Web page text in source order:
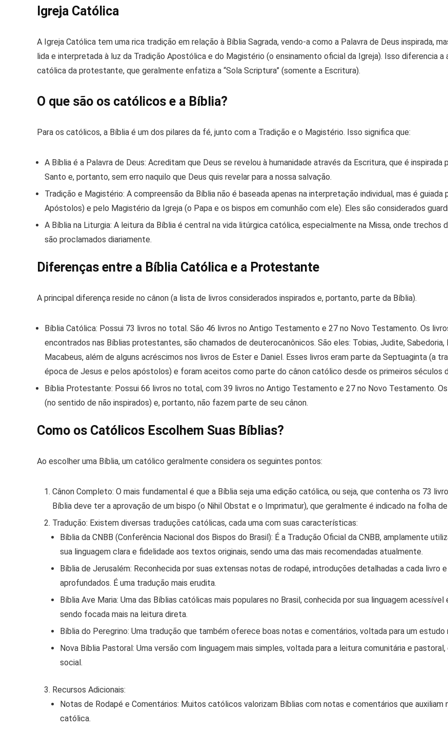
Igreja Católica
A Igreja Católica tem uma rica tradição em relação à Bíblia Sagrada, vendo-a como a Palavra de Deus inspirada,
lida e interpretada à luz da Tradição Apostólica e do Magistério (o ensinamento oficial da Igreja). Isso diferencia a
católica da protestante, que geralmente enfatiza a “Sola Scriptura” (somente a Escritura).
O que são os católicos e a Bíblia?
Para os católicos, a Bíblia é um dos pilares da fé, junto com a Tradição e o Magistério. Isso significa que:
A Bíblia é a Palavra de Deus: Acreditam que Deus se revelou à humanidade através da Escritura, que é inspirada
Santo e, portanto, sem erro naquilo que Deus quis revelar para a nossa salvação.
Tradição e Magistério: A compreensão da Bíblia não é baseada apenas na interpretação individual, mas é
Apóstolos) e pelo Magistério da Igreja (o Papa e os bispos em comunhão com ele). Eles são considerados
A Bíblia na Liturgia: A leitura da Bíblia é central na vida litúrgica católica, especialmente na Missa, onde trechos
são proclamados diariamente.
Diferenças entre a Bíblia Católica e a Protestante
A principal diferença reside no cânon (a lista de livros considerados inspirados e, portanto, parte da Bíblia).
Bíblia Católica: Possui 73 livros no total. São 46 livros no Antigo Testamento e 27 no Novo Testamento. Os
encontrados nas Bíblias protestantes, são chamados de deuterocanônicos. São eles: Tobias, Judite,
Macabeus, além de alguns acréscimos nos livros de Ester e Daniel. Esses livros eram parte da Septuaginta (a
época de Jesus e pelos apóstolos) e foram aceitos como parte do cânon católico desde os primeiros séculos
Bíblia Protestante: Possui 66 livros no total, com 39 livros no Antigo Testamento e 27 no Novo Testamento.
(no sentido de não inspirados) e, portanto, não fazem parte de seu cânon.
Como os Católicos Escolhem Suas Bíblias?
Ao escolher uma Bíblia, um católico geralmente considera os seguintes pontos:
Cânon Completo: O mais fundamental é que a Bíblia seja uma edição católica, ou seja, que contenha os 73
Bíblia deve ter a aprovação de um bispo (o Nihil Obstat e o Imprimatur), que geralmente é indicado na folha
Tradução: Existem diversas traduções católicas, cada uma com suas características:
Bíblia da CNBB (Conferência Nacional dos Bispos do Brasil): É a Tradução Oficial da CNBB, amplamente
sua linguagem clara e fidelidade aos textos originais, sendo uma das mais recomendadas atualmente.
Bíblia de Jerusalém: Reconhecida por suas extensas notas de rodapé, introduções detalhadas a cada livro
aprofundados. É uma tradução mais erudita.
Bíblia Ave Maria: Uma das Bíblias católicas mais populares no Brasil, conhecida por sua linguagem
sendo focada mais na leitura direta.
Bíblia do Peregrino: Uma tradução que também oferece boas notas e comentários, voltada para um
Nova Bíblia Pastoral: Uma versão com linguagem mais simples, voltada para a leitura comunitária e
social.
Recursos Adicionais:
Notas de Rodapé e Comentários: Muitos católicos valorizam Bíblias com notas e comentários que
católica.